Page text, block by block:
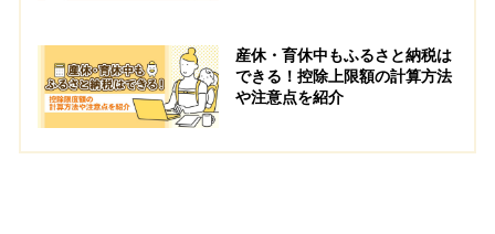
産休・育休中もふるさと納税は
できる！控除上限額の計算方法
や注意点を紹介